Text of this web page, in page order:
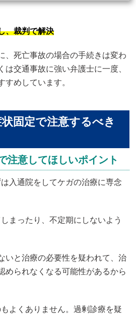
、裁判で解決
、死亡事故の場合の手続きは変わ
は交通事故に強い弁護士に一度、
すめしています。
固定で注意するべき
注意してほしいポイント
入通院をしてケガの治療に専念
まったり、不定期にしないよう
いと治療の必要性を疑われて、治
められなくなる可能性があるから
よくありません。過剰診療を疑